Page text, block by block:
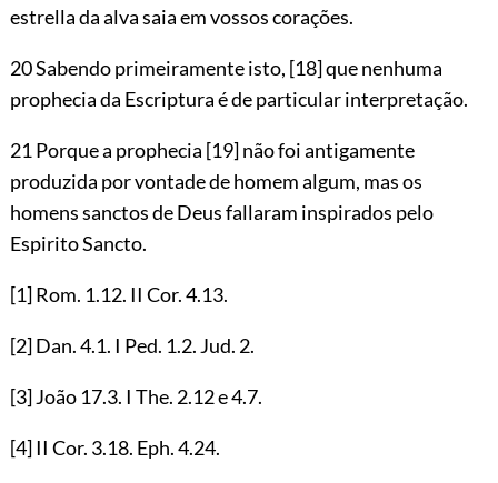
estrella da alva saia em vossos corações.
20 Sabendo primeiramente isto, [18]que nenhuma
prophecia da Escriptura é de particular interpretação.
21 Porque a prophecia [19]não foi antigamente
produzida por vontade de homem algum, mas os
homens sanctos de Deus fallaram inspirados pelo
Espirito Sancto.
[1]Rom. 1.12. II Cor.4.13.
[2]Dan.4.1. I Ped. 1.2. Jud. 2.
[3]João 17.3. I The. 2.12e4.7.
[4]II Cor. 3.18. Eph.4.24.